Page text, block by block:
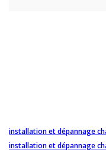
installation et dépannage
installation et dépannage